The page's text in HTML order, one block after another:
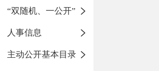
“双随机、一公开”
人事信息
主动公开基本目录